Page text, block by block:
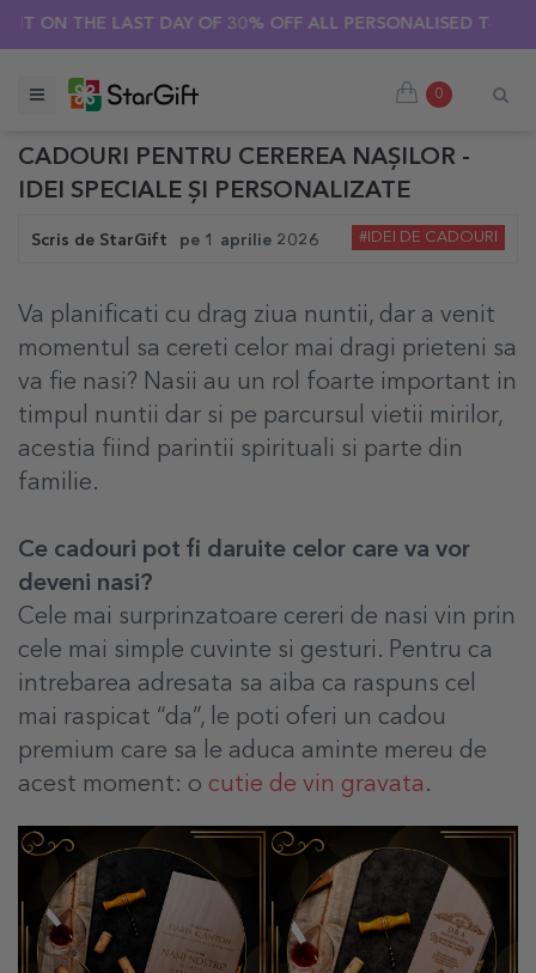
THE LAST DAY OF 30% OFF ALL PERSONALISED T-SHIRTS! 🔥
0
CADOURI PENTRU CEREREA NAȘILOR -
IDEI SPECIALE ȘI PERSONALIZATE
Scris de StarGift pe 1 aprilie 2026 #IDEI DE CADOURI
Va planificati cu drag ziua nuntii, dar a venit
momentul sa cereti celor mai dragi prieteni sa
va fie nasi? Nasii au un rol foarte important in
timpul nuntii dar si pe parcursul vietii mirilor,
acestia fiind parintii spirituali si parte din
familie.
Ce cadouri pot fi daruite celor care va vor
deveni nasi?
Cele mai surprinzatoare cereri de nasi vin prin
cele mai simple cuvinte si gesturi. Pentru ca
intrebarea adresata sa aiba ca raspuns cel
mai raspicat “da”, le poti oferi un cadou
premium care sa le aduca aminte mereu de
acest moment: o cutie de vin gravata .